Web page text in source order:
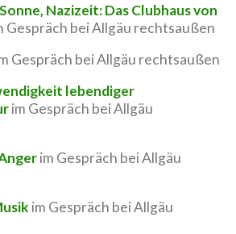
Nazizeit: Das Clubhaus von
Gespräch bei Allgäu rechtsaußen
Gespräch bei Allgäu rechtsaußen
lebendiger
im Gespräch bei Allgäu
im Gespräch bei Allgäu
im Gespräch bei Allgäu